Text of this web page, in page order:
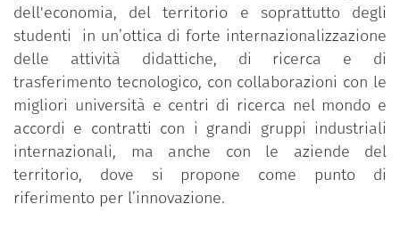
dell'economia, del territorio e soprattutto degli
studenti in un’ottica di forte internazionalizzazione
delle attività didattiche, di ricerca e di
trasferimento tecnologico, con collaborazioni con le
migliori università e centri di ricerca nel mondo e
accordi e contratti con i grandi gruppi industriali
internazionali, ma anche con le aziende del
territorio, dove si propone come punto di
riferimento per l’innovazione.